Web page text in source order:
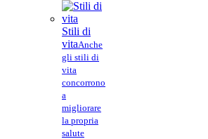
Stili di
vitaAnche
gli stili di
vita
concorrono
a
migliorare
la propria
salute